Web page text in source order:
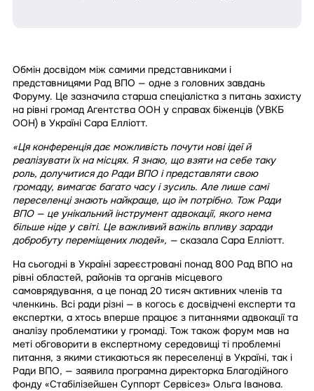
Обмін досвідом між самими представниками і
представницями Рад ВПО — одне з головних завдань
Форуму. Це зазначила старша спеціалістка з питань захисту
на рівні громад Агентства ООН у справах біженців (УВКБ
ООН) в Україні Сара Елліотт.
«Ця конференція дає можливість почути нові ідеї й
реалізувати їх на місцях. Я знаю, що взяти на себе таку
роль, долучитися до Ради ВПО і представляти свою
громаду, вимагає багато часу і зусиль. Але лише самі
переселенці знають найкраще, що їм потрібно. Тож Ради
ВПО — це унікальний інструмент адвокації, якого нема
більше ніде у світі. Це важливий важіль впливу заради
добробуту переміщених людей», — сказала Сара Елліотт.
На сьогодні в Україні зареєстровані понад 800 Рад ВПО на
рівні областей, районів та органів місцевого
самоврядування, а це понад 20 тисяч активних членів та
членкинь. Всі ради різні — в когось є досвідчені експерти та
експертки, а хтось вперше працює з питаннями адвокації та
аналізу проблематики у громаді. Тож також форум мав на
меті обговорити в експертному середовищі ті проблемні
питання, з якими стикаються як переселенці в Україні, так і
Ради ВПО, — заявила програмна директорка Благодійного
фонду «Стабілізейшен Суппорт Сервісез» Ольга Іванова.